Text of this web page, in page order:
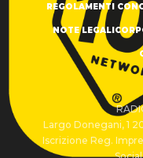
REGOLAMENTI
NOTE LEGALI
Largo Donegani, 1
Iscrizione Reg.